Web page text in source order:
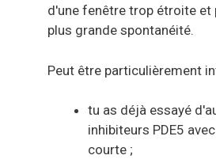
d'une fenêtre trop étroite et
plus grande spontanéité.
Peut être particulièrement
tu as déjà essayé
inhibiteurs PDE5
courte ;